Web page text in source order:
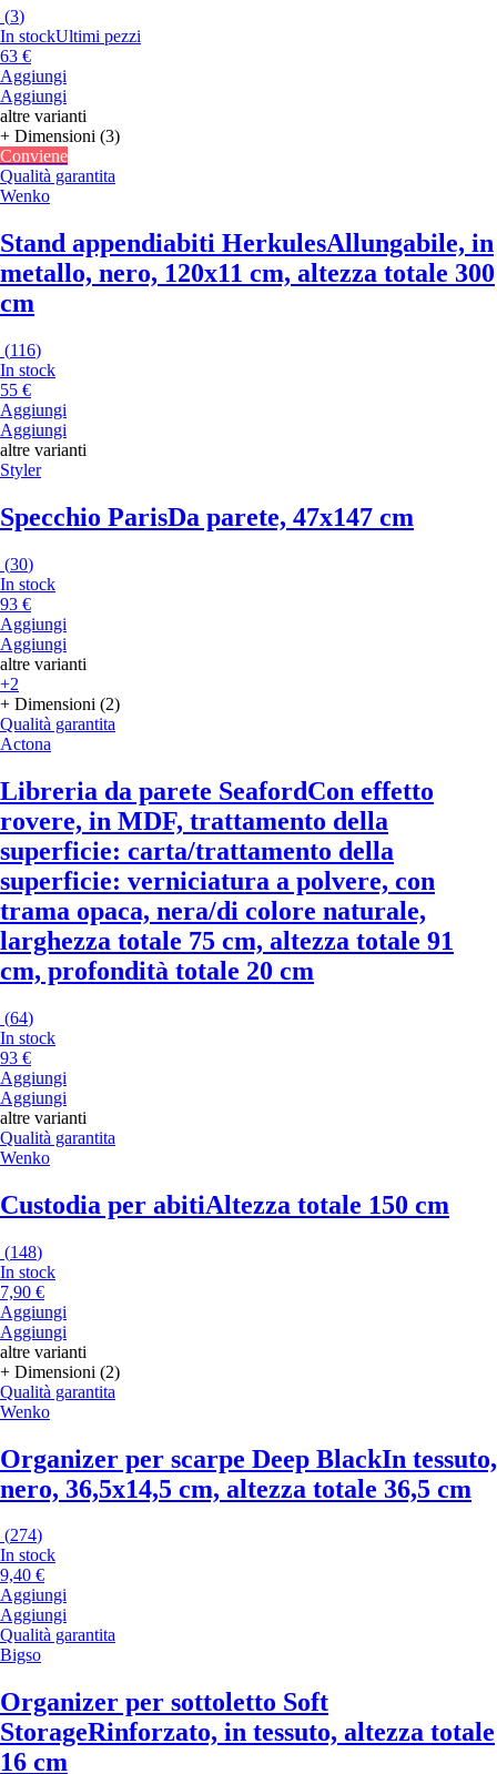
(3)
In stockUltimi pezzi
63 €
Aggiungi
Aggiungi
altre varianti
+ Dimensioni (3)
Conviene
Qualità garantita
Wenko
Stand appendiabiti HerkulesAllungabile, in
metallo, nero, 120x11 cm, altezza totale 300
cm
(116)
In stock
55 €
Aggiungi
Aggiungi
altre varianti
Styler
Specchio ParisDa parete, 47x147 cm
(30)
In stock
93 €
Aggiungi
Aggiungi
altre varianti
+2
+ Dimensioni (2)
Qualità garantita
Actona
Libreria da parete SeafordCon effetto
rovere, in MDF, trattamento della
superficie: carta/trattamento della
superficie: verniciatura a polvere, con
trama opaca, nera/di colore naturale,
larghezza totale 75 cm, altezza totale 91
cm, profondità totale 20 cm
(64)
In stock
93 €
Aggiungi
Aggiungi
altre varianti
Qualità garantita
Wenko
Custodia per abitiAltezza totale 150 cm
(148)
In stock
7,90 €
Aggiungi
Aggiungi
altre varianti
+ Dimensioni (2)
Qualità garantita
Wenko
Organizer per scarpe Deep BlackIn tessuto,
nero, 36,5x14,5 cm, altezza totale 36,5 cm
(274)
In stock
9,40 €
Aggiungi
Aggiungi
Qualità garantita
Bigso
Organizer per sottoletto Soft
StorageRinforzato, in tessuto, altezza totale
16 cm